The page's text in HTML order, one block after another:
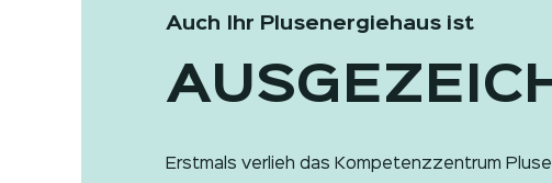
Auch Ihr Plusenergiehaus ist
Erstmals verlieh das Kompetenzzentrum